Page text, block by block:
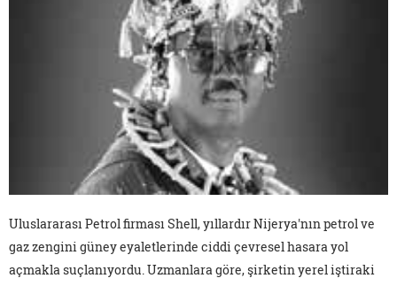
Uluslararası Petrol firması Shell, yıllardır Nijerya'nın petrol ve
gaz zengini güney eyaletlerinde ciddi çevresel hasara yol
açmakla suçlanıyordu. Uzmanlara göre, şirketin yerel iştiraki